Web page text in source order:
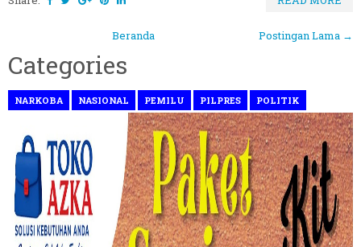
Postingan Lama →
Beranda
Categories
NARKOBA NASIONAL PEMILU PILPRES POLITIK